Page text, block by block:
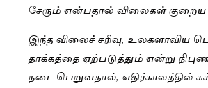
சேரும் என்பதால் விலைகள் குறைய
இந்த விலைச் சரிவு, உலகளாவிய
தாக்கத்தை ஏற்படுத்தும் என்று
நடைபெறுவதால், எதிர்காலத்தில்